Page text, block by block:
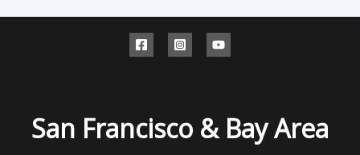
San Francisco & Bay Area